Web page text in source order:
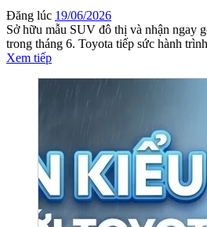
Đăng lúc 19/06/2026
Sở hữu mẫu SUV đô thị và nhận ngay
trong tháng 6. Toyota tiếp sức hành
Xem tiếp